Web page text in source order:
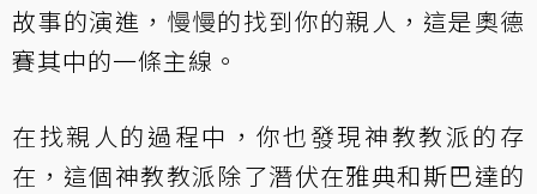
故事的演進，慢慢的找到你的親人，這是奧德
賽其中的一條主線。
在找親人的過程中，你也發現神教教派的存
在，這個神教教派除了潛伏在雅典和斯巴達的